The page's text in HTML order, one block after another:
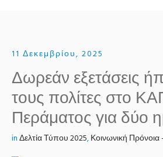
11 Δεκεμβρίου, 2025
Δωρεάν εξετάσεις
τους πολίτες στο
Περάματος για δύο
inΔελτία Τύπου 2025,Κοινωνική